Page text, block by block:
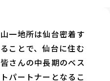
山一地所は仙台密着す
ることで、仙台に住む
皆さんの中長期のベス
トパートナーとなるこ